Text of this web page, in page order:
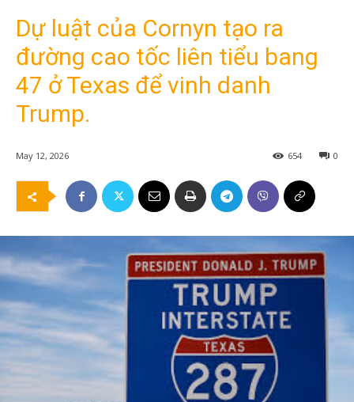
Dự luật của Cornyn tạo ra
đường cao tốc liên tiểu bang
47 ở Texas để vinh danh
Trump.
May 12, 2026 0
654